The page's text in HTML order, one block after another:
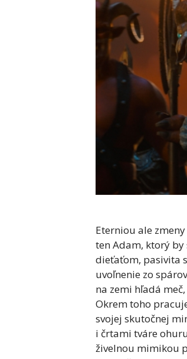
Eterniou ale
ten Adam, ktorý
dieťaťom, pasivita
uvoľnenie zo
na zemi hľadá
Okrem toho
svojej skutočnej
i črtami tváre
živelnou mimikou